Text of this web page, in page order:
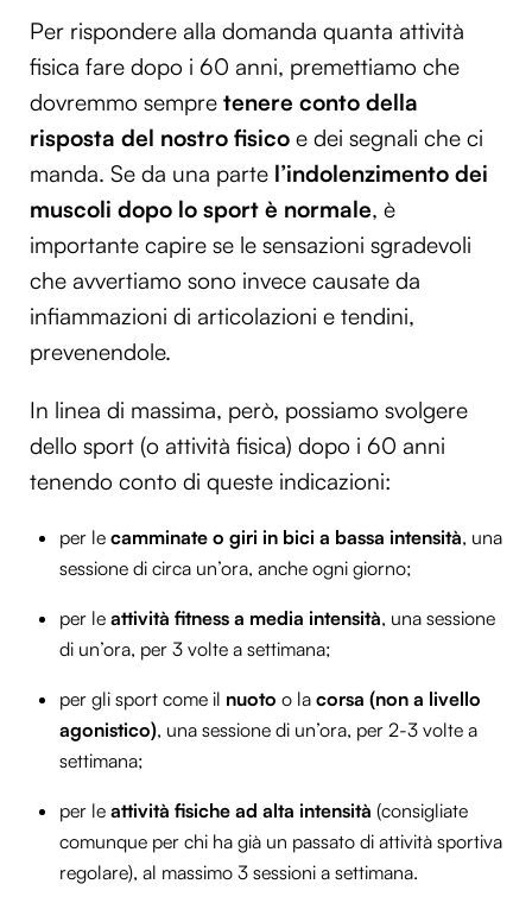
Per rispondere alla domanda quanta attività
fisica fare dopo i 60 anni, premettiamo che
dovremmo sempre tenere conto della
risposta del nostro fisico e dei segnali che ci
manda. Se da una parte l’indolenzimento dei
muscoli dopo lo sport è normale, è
importante capire se le sensazioni sgradevoli
che avvertiamo sono invece causate da
infiammazioni di articolazioni e tendini,
prevenendole.
In linea di massima, però, possiamo svolgere
dello sport (o attività fisica) dopo i 60 anni
tenendo conto di queste indicazioni:
per le camminate o giri in bici a bassa intensità, una
sessione di circa un’ora, anche ogni giorno;
per le attività fitness a media intensità, una sessione
di un’ora, per 3 volte a settimana;
per gli sport come il nuoto o la corsa (non a livello
agonistico), una sessione di un’ora, per 2-3 volte a
settimana;
per le attività fisiche ad alta intensità (consigliate
comunque per chi ha già un passato di attività sportiva
regolare), al massimo 3 sessioni a settimana.